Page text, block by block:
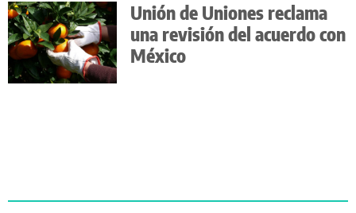
Unión de Uniones reclama
una revisión del acuerdo con
México